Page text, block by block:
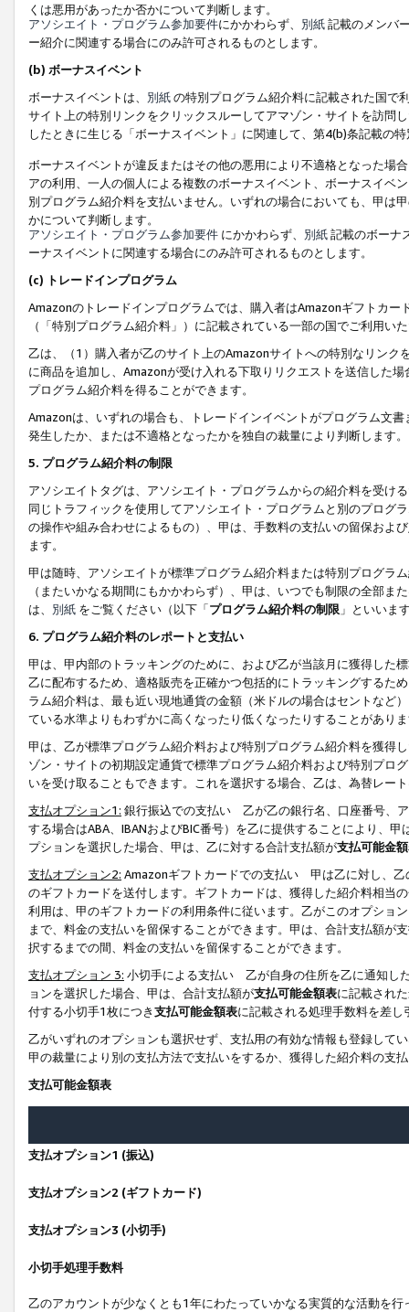
くは悪用があったか否かについて判断します。
アソシエイト・プログラム参加要件にかかわらず、 別紙記載のメンバ
ー紹介に関連する場合にのみ許可されるものとします。
(b) ボーナスイベント
ボーナスイベントは、 別紙の特別プログラム紹介料に記載された国で
サイト上の特別リンクをクリックスルーしてアマゾン・サイトを訪問
したときに生じる「ボーナスイベント」に関連して、第4(b)条記載の
ボーナスイベントが違反またはその他の悪用により不適格となった場
アの利用、一人の個人による複数のボーナスイベント、ボーナスイベ
別プログラム紹介料を支払いません。いずれの場合においても、甲は
かについて判断します。
アソシエイト・プログラム参加要件 にかかわらず、 別紙記載のボーナ
ーナスイベントに関連する場合にのみ許可されるものとします。
(c) トレードインプログラム
Amazonのトレードインプログラムでは、購入者はAmazonギフトカ
（「特別プログラム紹介料」）に記載されている一部の国でご利用い
乙は、（1）購入者が乙のサイト上のAmazonサイトへの特別なリン
に商品を追加し、Amazonが受け入れる下取りリクエストを送信した
プログラム紹介料を得ることができます。
Amazonは、いずれの場合も、トレードインイベントがプログラム文
発生したか、または不適格となったかを独自の裁量により判断します。
5. プログラム紹介料の制限
アソシエイトタグは、アソシエイト・プログラムからの紹介料を受け
同じトラフィックを使用してアソシエイト・プログラムと別のプログ
の操作や組み合わせによるもの）、甲は、手数料の支払いの留保およ
ます。
甲は随時、アソシエイトが標準プログラム紹介料または特別プログラ
（またいかなる期間にもかかわらず）、甲は、いつでも制限の全部
は、 別紙 をご覧ください（以下「プログラム紹介料の制限 」といいま
6. プログラム紹介料のレポートと支払い
甲は、甲内部のトラッキングのために、および乙が当該月に獲得した
乙に配布するため、適格販売を正確かつ包括的にトラッキングするた
ラム紹介料は、最も近い現地通貨の金額（米ドルの場合はセントなど
ている水準よりもわずかに高くなったり低くなったりすることがあり
甲は、乙が標準プログラム紹介料および特別プログラム紹介料を獲得
ゾン・サイトの初期設定通貨で標準プログラム紹介料および特別プロ
いを受け取ることもできます。これを選択する場合、乙は、為替レー
支払オプション1: 銀行振込での支払い 乙が乙の銀行名、口座番号、
する場合はABA、IBANおよびBIC番号）を乙に提供することにより、
プションを選択した場合、甲は、乙に対する合計支払額が支払可能金
支払オプション2: Amazonギフトカードでの支払い 甲は乙に対し、乙
のギフトカードを送付します。ギフトカードは、獲得した紹介料相当
利用は、甲のギフトカードの利用条件に従います。乙がこのオプショ
まで、料金の支払いを留保することができます。甲は、合計支払額が
択するまでの間、料金の支払いを留保することができます。
支払オプション 3: 小切手による支払い 乙が自身の住所を乙に通知し
ョンを選択した場合、甲は、合計支払額が支払可能金額表に記載され
付する小切手1枚につき支払可能金額表に記載される処理手数料を差し
乙がいずれのオプションも選択せず、支払用の有効な情報も登録して
甲の裁量により別の支払方法で支払いをするか、獲得した紹介料の支
支払可能金額表
支払オプション1 (振込)
支払オプション2 (ギフトカード)
支払オプション3 (小切手)
小切手処理手数料
乙のアカウントが少なくとも1年にわたっていかなる実質的な活動を